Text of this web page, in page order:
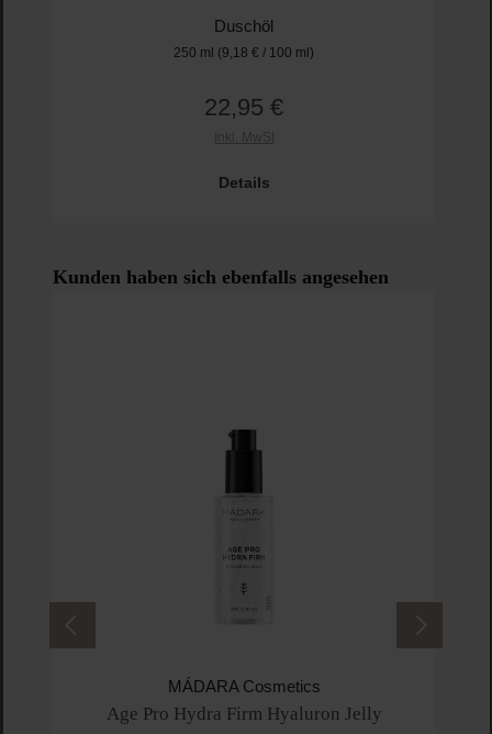
Duschöl
250 ml (9,18 € / 100 ml)
Regulärer Preis:
22,95 €
Inkl. MwSt
Details
Produktgalerie überspringen
Kunden haben sich ebenfalls angesehen
MÁDARA Cosmetics
Age Pro Hydra Firm Hyaluron Jelly